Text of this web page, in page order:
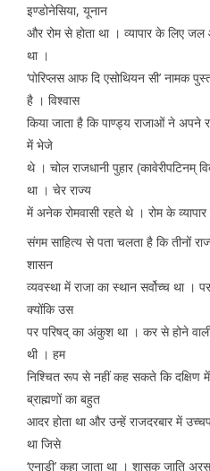
इण्डोनेसिया, यूनान
और रोम से होता था । व्यापार के लिए जल
था ।
‘पोरिप्लस आफ दि एसोथियन सी’ नामक
है । विश्वास
किया जाता है कि पाण्ड्य राजाओं ने अपने
में भेजे
थे । चोल राजधानी पुहार (कावेरीपटिनम्
था । चेर राज्य
में अनेक रोमवासी रहते थे । रोम के
संगम साहित्य से पता चलता है कि तीनों
शासन
व्यवस्था में राजा का स्थान सर्वोच्च था ।
क्योंकि उस
पर परिषद् का अंकुश था । कर से होने
थी । हम
निश्चित रूप से नहीं कह सकते कि दक्षिण में
ब्राह्मणों का बहुत
आदर होता था और उन्हें राजदरबार में
था जिसे
‘एनाडी’ कहा जाता था । शासक जाति